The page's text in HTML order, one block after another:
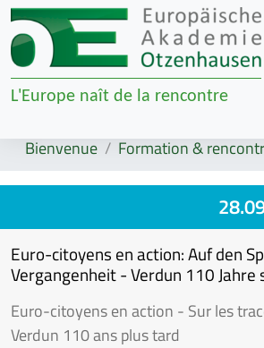
Zur
Zum
L'Europe naît de la rencontre
Bienvenue Formation &
Euro-citoyens en action: Auf den
Vergangenheit - Verdun 110 Jahre
Euro-citoyens en action - Sur les
Verdun 110 ans plus tard